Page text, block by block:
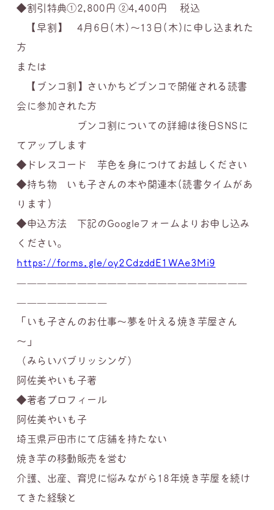
◆割引特典①2,800円 ②4,400円 税込
【早割】 4月6日(木)〜13日(木)に申し込まれた
方
または
【ブンコ割】さいかちどブンコで開催される読書
会に参加された方
ブンコ割についての詳細は後日SNSに
てアップします
◆ドレスコード 芋色を身につけてお越しください
◆持ち物 いも子さんの本や関連本(読書タイムがあ
ります)
◆申込方法 下記のGoogleフォームよりお申し込み
ください。
https://forms.gle/oy2CdzddE1WAe3Mi9
———————————————————————
—————————
「いも子さんのお仕事〜夢を叶える焼き芋屋さん
〜」
（みらいパブリッシング）
阿佐美やいも子著
◆著者プロフィール
阿佐美やいも子
埼玉県戸田市にて店舗を持たない
焼き芋の移動販売を営む
介護、出産、育児に悩みながら18年焼き芋屋を続け
てきた経験と